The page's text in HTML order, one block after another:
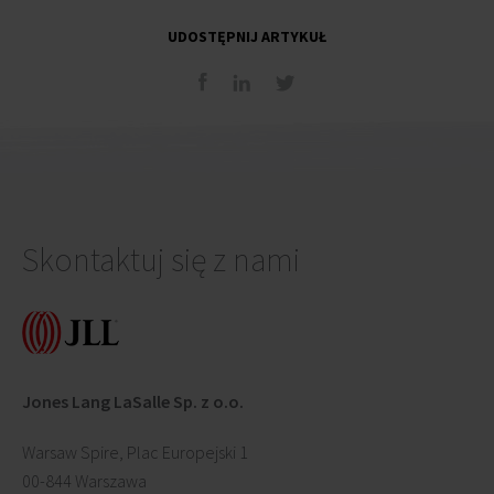
UDOSTĘPNIJ ARTYKUŁ
Skontaktuj się z nami
Jones Lang LaSalle Sp. z o.o.
Warsaw Spire, Plac Europejski 1
00-844 Warszawa